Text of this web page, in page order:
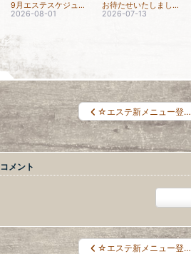
9月エステスケジュール☆
2026-08-01
お待たせいたしました！☆エステスケジュール☆
2026-07-13
☆エステ新メニュー登…
コメント
☆エステ新メニュー登…